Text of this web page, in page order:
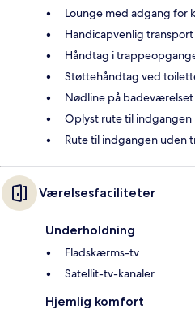
Lounge med adgang for
Handicapvenlig
Håndtag i
Støttehåndtag ved
Nødline på badeværelset
Oplyst rute til indgangen
Rute til indgangen uden
Værelsesfaciliteter
Underholdning
Fladskærms-tv
Satellit-tv-kanaler
Hjemlig komfort